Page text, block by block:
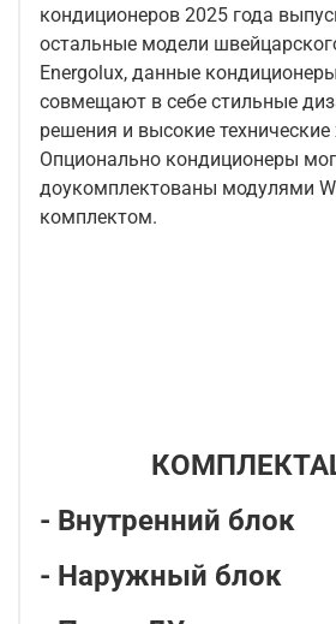
кондиционеров 2025 года
остальные модели
Energolux, данные
совмещают в себе стильные
решения и высокие технические
Опционально кондиционеры
доукомплектованы модулями
комплектом.
- Внутренний блок
- Наружный блок